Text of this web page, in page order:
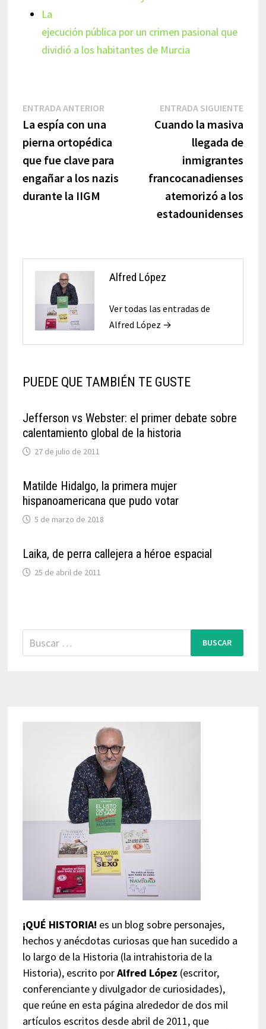
La
ejecución pública por un crimen pasional que
dividió a los habitantes de Murcia
Navegación
de
entradas
ENTRADA ANTERIOREntrada
anterior:
La espía con una
pierna ortopédica
que fue clave para
engañar a los nazis
durante la IIGM
ENTRADA SIGUIENTE
Cuando la masiva
llegada de
inmigrantes
francocanadienses
atemorizó a los
estadounidenses
Alfred López
Ver todas las entradas de
Alfred López →
PUEDE QUE TAMBIÉN TE GUSTE
Jefferson vs Webster: el primer debate sobre
calentamiento global de la historia
27 de julio de 2011
Matilde Hidalgo, la primera mujer
hispanoamericana que pudo votar
5 de marzo de 2018
Laika, de perra callejera a héroe espacial
25 de abril de 2011
Buscar:
¡QUÉ HISTORIA! es un blog sobre personajes,
hechos y anécdotas curiosas que han sucedido a
lo largo de la Historia (la intrahistoria de la
Historia), escrito porAlfred López (escritor,
conferenciante y divulgador de curiosidades),
que reúne en esta página alrededor de dos mil
artículos escritos desde abril de 2011, que